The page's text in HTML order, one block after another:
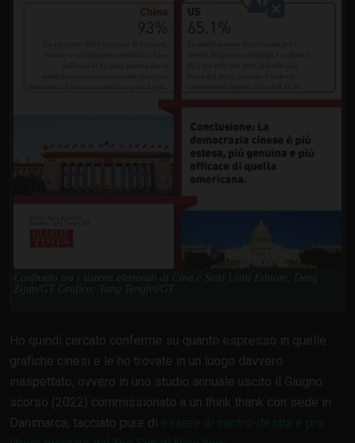
Ho quindi cercato conferme su quanto espresso in quelle
grafiche cinesi e le ho trovate in un luogo davvero
inaspettato, ovvero in uno studio annuale uscito il Giugno
scorso (2022) commissionato a un think thank con sede in
Danimarca, tacciato pure di